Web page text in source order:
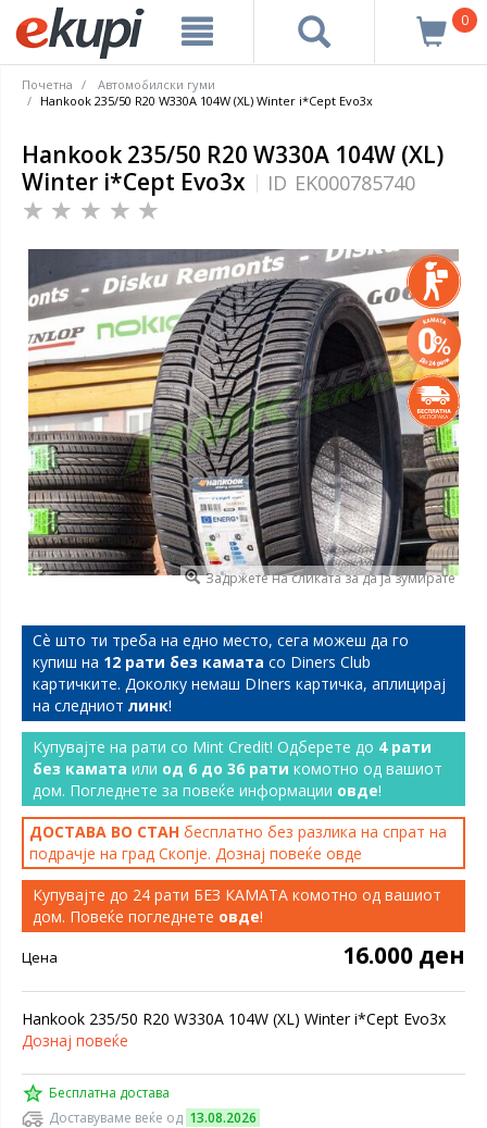
0
Почетна
Автомобилски гуми
Hankook 235/50 R20 W330A 104W (XL) Winter i*Cept Evo3x
Hankook 235/50 R20 W330A 104W (XL)
Winter i*Cept Evo3x
ID EK000785740
Задржете на сликата за да ја зумирате
Сѐ што ти треба на едно место, сега можеш да го
купиш на 12 рати без камата со Diners Club
картичките. Доколку немаш DIners картичка, аплицирај
на следниот линк!
Купувајте на рати со Mint Credit! Одберете до 4 рати
без камата или од 6 до 36 рати комотно од вашиот
дом. Погледнете за повеќе информации овде!
ДОСТАВА ВО СТАН бесплатно без разлика на спрат на
подрачје на град Скопје. Дознај повеќе овде
Купувајте до 24 рати БЕЗ КАМАТА комотно од вашиот
дом. Повеќе погледнете овде!
Цена 16.000 ден
Hankook 235/50 R20 W330A 104W (XL) Winter i*Cept Evo3x
Дознај повеќе
Бесплатна достава
Доставуваме веќе од 13.08.2026